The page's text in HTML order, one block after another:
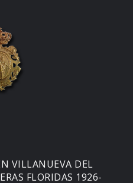
VILLANUEVA DEL
FLORIDAS 1926-